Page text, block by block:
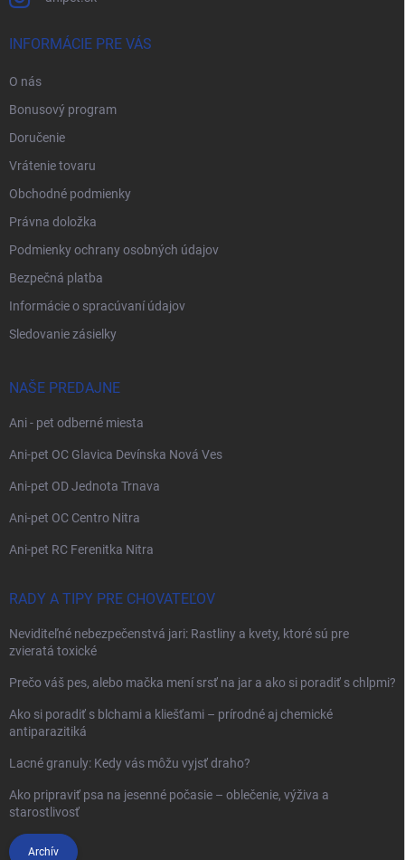
INFORMÁCIE PRE VÁS
O nás
Bonusový program
Doručenie
Vrátenie tovaru
Obchodné podmienky
Právna doložka
Podmienky ochrany osobných údajov
Bezpečná platba
Informácie o spracúvaní údajov
Sledovanie zásielky
NAŠE PREDAJNE
Ani - pet odberné miesta
Ani-pet OC Glavica Devínska Nová Ves
Ani-pet OD Jednota Trnava
Ani-pet OC Centro Nitra
Ani-pet RC Ferenitka Nitra
RADY A TIPY PRE CHOVATEĽOV
Neviditeľné nebezpečenstvá jari: Rastliny a kvety, ktoré sú pre
zvieratá toxické
Prečo váš pes, alebo mačka mení srsť na jar a ako si poradiť s chlpmi?
Ako si poradiť s blchami a kliešťami – prírodné aj chemické
antiparazitiká
Lacné granuly: Kedy vás môžu vyjsť draho?
Ako pripraviť psa na jesenné počasie – oblečenie, výživa a
starostlivosť
Archív